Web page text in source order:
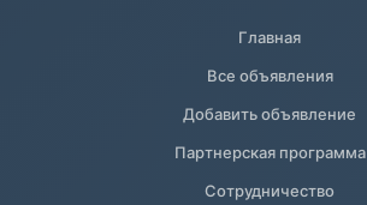
Главная
Все объявления
Добавить объявление
Партнерская программа
Сотрудничество